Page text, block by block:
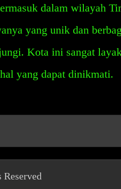
dalam wilayah
yang unik dan
Kota ini sangat
yang dapat dinikmati.